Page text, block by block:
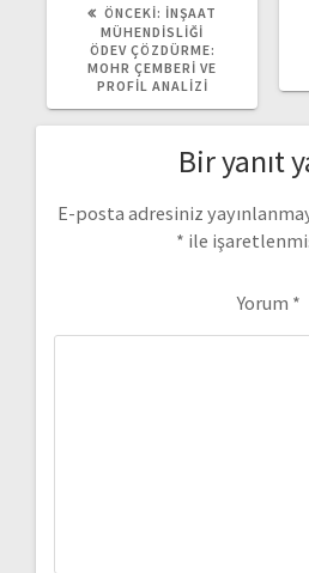
ÖNCEKI: ÖNCEKI
YAZI:
İNŞAAT
MÜHENDISLIĞI
ÖDEV ÇÖZDÜRME:
MOHR ÇEMBERI VE
PROFIL ANALIZI
Bir yanıt
E-posta adresiniz
* ile
Yorum *